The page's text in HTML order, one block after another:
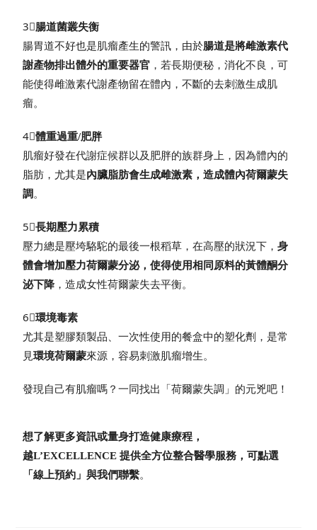
3⃣腸道菌叢失衡
腸胃道不好也是肌瘤產生的警訊，由於腸道是將雌激素代
謝產物排出體外的重要器官 ，若長期便秘，消化不良，可
能使得雌激素代謝產物留在體內，不斷的去刺激生成肌
瘤。
4⃣體重過重/肥胖
肌瘤好發在代謝症候群以及肥胖的族群身上，因為體內的
脂肪，尤其是內臟脂肪會生成雌激素，造成體內荷爾蒙失
調 。
5⃣長期壓力累積
壓力總是壓垮駱駝的最後一根稻草，在高壓的狀況下，身
體會增加壓力荷爾蒙分泌，使得使用相同原料的黃體酮分
泌下降，造成女性荷爾蒙失去平衡。
6⃣環境毒素
尤其是塑膠類製品、一次性使用的餐盒中的塑化劑，是常
見環境荷爾蒙來源，容易刺激肌瘤增生。
發現自己有肌瘤嗎？一同找出「荷爾蒙失調」的元兇吧！
想了解更多資訊或量身打造健康療程，
越L’EXCELLENCE 提供全方位整合醫學服務，可點選
「線上預約」與我們聯繫。